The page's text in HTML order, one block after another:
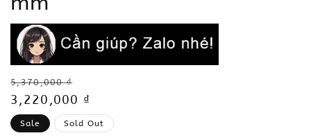
Regular
price
5,370,000 ₫
Sale
price
3,220,000 ₫
Sale Sold Out